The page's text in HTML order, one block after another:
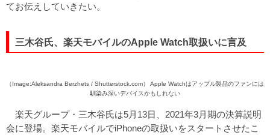
てお伝えしていきたい。
三木谷氏、楽天モバイルのApple Watch取扱いに言及
（Image:Aleksandra Berzhets / Shutterstock.com） Apple Watchはアップル製品のファンには
馴染み深いデバイスかもしれない
楽天グループ・三木谷氏は5月13日、2021年3月期の決算説明
会に登場。楽天モバイルでiPhoneの取扱いをスタートさせたこ